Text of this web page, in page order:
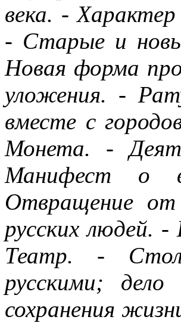
века. -
- Старые и
Новая форма
уложения. -
вместе с
Монета. -
Манифест о
Отвращение от
русских людей.
Театр. -
русскими;
сохранения